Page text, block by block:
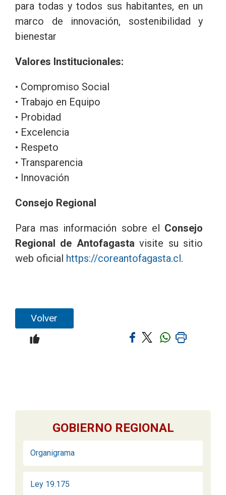
para todas y todos sus habitantes, en un
marco de innovación, sostenibilidad y
bienestar
Valores Institucionales:
• Compromiso Social
• Trabajo en Equipo
• Probidad
• Excelencia
• Respeto
• Transparencia
• Innovación
Consejo Regional
Para mas información sobre el Consejo
Regional de Antofagasta visite su sitio
web oficial https://coreantofagasta.cl.
Volver
GOBIERNO REGIONAL
Organigrama
Ley 19.175